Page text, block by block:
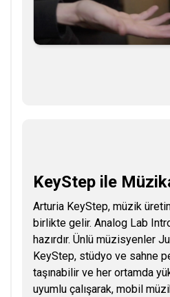
KeyStep ile
Arturia KeyStep, müzik
birlikte gelir. Analog Lab
hazırdır. Ünlü müzisyenler
KeyStep, stüdyo ve sahne
taşınabilir ve her ortamda
uyumlu çalışarak, mobil